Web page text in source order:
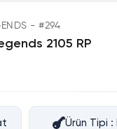
- #294
2105 RP
Ürün Tipi :